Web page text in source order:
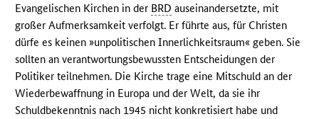
Evangelischen Kirchen in der BRD auseinandersetzte, mit
großer Aufmerksamkeit verfolgt. Er führte aus, für Christen
dürfe es keinen »unpolitischen Innerlichkeitsraum« geben. Sie
sollten an verantwortungsbewussten Entscheidungen der
Politiker teilnehmen. Die Kirche trage eine Mitschuld an der
Wiederbewaffnung in Europa und der Welt, da sie ihr
Schuldbekenntnis nach 1945 nicht konkretisiert habe und